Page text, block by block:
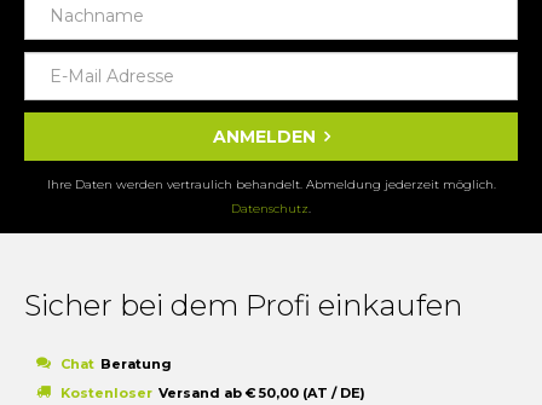
ANMELDEN
Ihre Daten werden vertraulich behandelt. Abmeldung jederzeit möglich.
Datenschutz.
Sicher bei dem Profi einkaufen
Chat Beratung
Kostenloser Versand ab € 50,00 (AT / DE)